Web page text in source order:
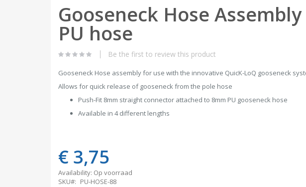
to
the
beginning
of
the
images
Gooseneck Hose
PU hose
Be the first to review this product
Gooseneck Hose assembly for use with the innovative QuicK-LoQ gooseneck
Allows for quick release of gooseneck from the pole hose
Push-Fit 8mm straight connector attached to 8mm PU gooseneck hose
Available in 4 different lengths
€ 3,75
Availability: Op voorraad
SKU
PU-HOSE-88